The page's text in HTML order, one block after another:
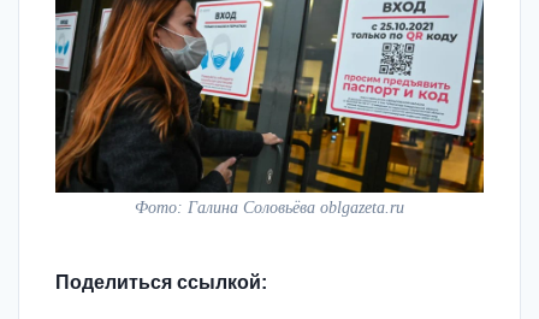
Фото: Галина Соловьёва oblgazeta.ru
Поделиться ссылкой: